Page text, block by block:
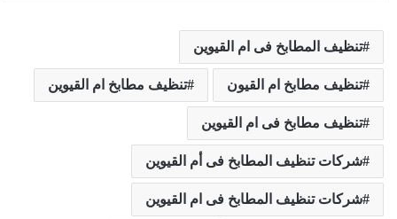
تنظيف المطابخ فى ام القيوين
تنظيف مطابخ ام القيون تنظيف مطابخ ام القيوين
تنظيف مطابخ فى ام القيوين
شركات تنظيف المطابخ فى أم القيوين
شركات تنظيف المطابخ فى ام القيوين